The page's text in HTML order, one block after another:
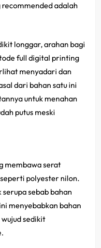
adalah
longgar, arahan bagi
full digital printing
menyadari dan
dari bahan satu ini
untuk menahan
putus meski
membawa serat
polyester nilon.
sebab bahan
menyebabkan bahan
sedikit